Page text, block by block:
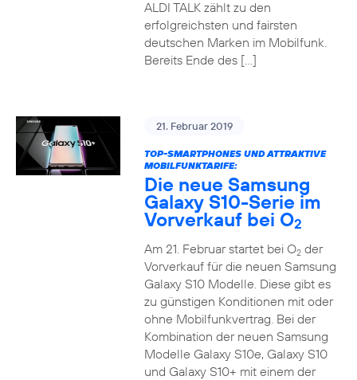
ALDI TALK zählt zu den
erfolgreichsten und fairsten
deutschen Marken im Mobilfunk.
Bereits Ende des […]
21. Februar 2019
TOP-SMARTPHONES UND ATTRAKTIVE
MOBILFUNKTARIFE:
Die neue Samsung
Galaxy S10-Serie im
Vorverkauf bei O2
Am 21. Februar startet bei O2der
Vorverkauf für die neuen Samsung
Galaxy S10 Modelle. Diese gibt es
zu günstigen Konditionen mit oder
ohne Mobilfunkvertrag. Bei der
Kombination der neuen Samsung
Modelle Galaxy S10e, Galaxy S10
und Galaxy S10+ mit einem der